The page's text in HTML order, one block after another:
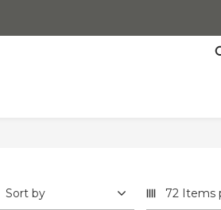
Sort by 72 Items